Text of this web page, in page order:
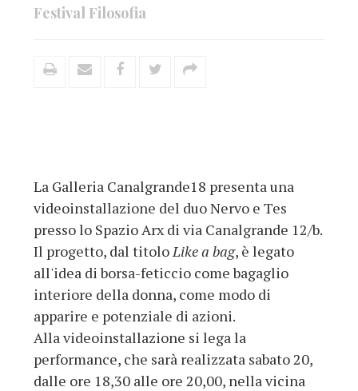
Festival Filosofia
La Galleria Canalgrande18 presenta una
videoinstallazione del duo Nervo e Tes
presso lo Spazio Arx di via Canalgrande 12/b.
Il progetto, dal titoloLike a bag, è legato
all'idea di borsa-feticcio come bagaglio
interiore della donna, come modo di
apparire e potenziale di azioni.
Alla videoinstallazione si lega la
performance, che sarà realizzata sabato 20,
dalle ore 18,30 alle ore 20,00, nella vicina